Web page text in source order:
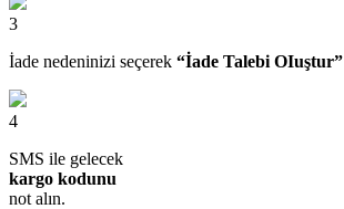
3
İade nedeninizi seçerek “İade Talebi OIuştur”
4
SMS ile gelecek
kargo kodunu
not alın.